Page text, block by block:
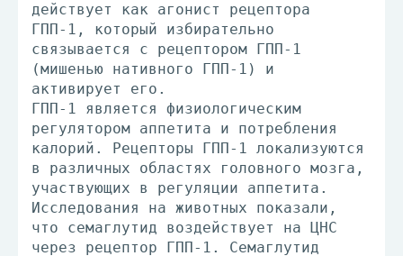
действует как агонист рецептора
ГПП-1, который избирательно
связывается с рецептором ГПП-1
(мишенью нативного ГПП-1) и
активирует его.
ГПП-1 является физиологическим
регулятором аппетита и потребления
калорий. Рецепторы ГПП-1 локализуются
в различных областях головного мозга,
участвующих в регуляции аппетита.
Исследования на животных показали,
что семаглутид воздействует на ЦНС
через рецептор ГПП-1. Семаглутид